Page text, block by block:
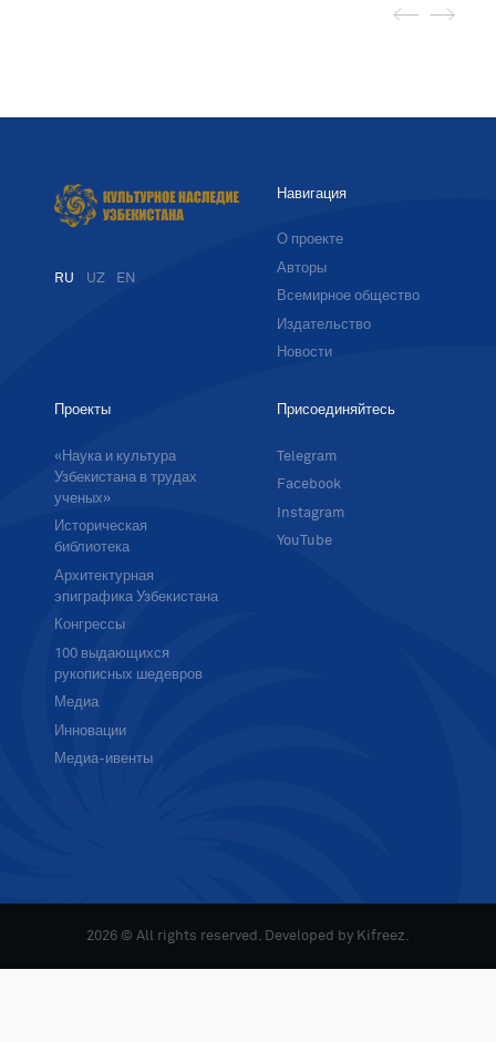
RU UZ EN
Навигация
О проекте
Авторы
Всемирное общество
Издательство
Новости
Проекты
«Наука и культура
Узбекистана в трудах
ученых»
Историческая
библиотека
Архитектурная
эпиграфика Узбекистана
Конгрессы
100 выдающихся
рукописных шедевров
Медиа
Инновации
Медиа-ивенты
Присоединяйтесь
Telegram
Facebook
Instagram
YouTube
2026 © All rights reserved. Developed by Kifreez.